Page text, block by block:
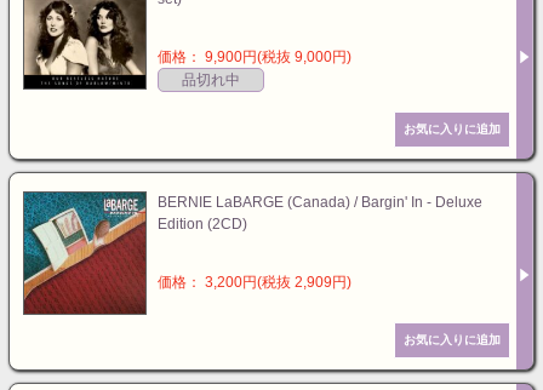
価格： 9,900円(税抜 9,000円)
品切れ中
BERNIE LaBARGE (Canada) / Bargin' In - Deluxe
Edition (2CD)
価格： 3,200円(税抜 2,909円)